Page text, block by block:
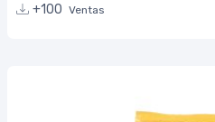
+100 Ventas